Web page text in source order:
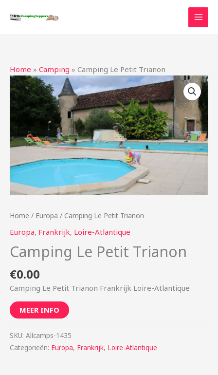
naar
Home » Camping » Camping Le Petit Trianon
Home / Europa / Camping Le Petit Trianon
Europa, Frankrijk, Loire-Atlantique
Camping Le Petit Trianon
€0.00
Camping Le Petit Trianon Frankrijk Loire-Atlantique
MEER INFO
SKU: Allcamps-1435
Categorieën: Europa, Frankrijk, Loire-Atlantique